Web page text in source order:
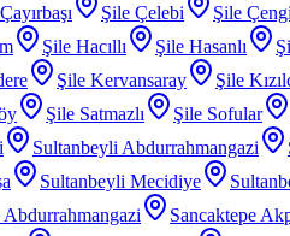
Şile Çelebi Şile
Şile Hacıllı Şile Hasanlı
Şile Kervansaray Şile
Şile Satmazlı Şile Sofular
Sultanbeyli Abdurrahmangazi
Sultanbeyli Mecidiye
Abdurrahmangazi Sancaktepe